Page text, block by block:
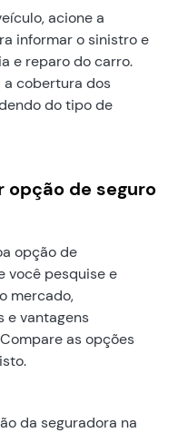
acione a
informar o sinistro e
e reparo do carro.
a cobertura dos
do tipo de
opção de seguro
opção de
você pesquise e
mercado,
e vantagens
as opções
da seguradora na